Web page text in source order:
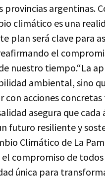
argentinas.
climático es una
plan será clave para
el
nuestro tiempo.“La
ambiental, sino
acciones
asegura que
futuro resiliente y
Climático de La
compromiso de todos
única para